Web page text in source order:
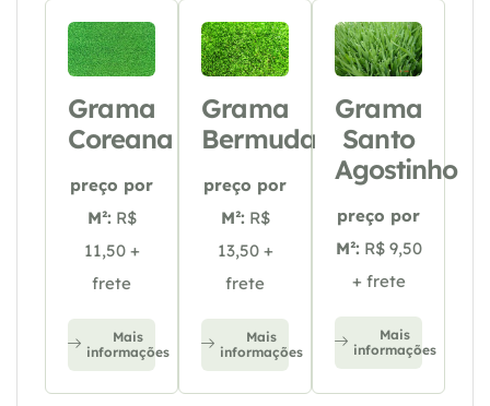
Grama
Coreana
preço por
M²: R$
11,50 +
frete
Mais
informações
Grama
Bermuda
preço por
M²: R$
13,50 +
frete
Mais
informações
Grama
Santo
Agostinho
preço por
M²: R$ 9,50
+ frete
Mais
informações